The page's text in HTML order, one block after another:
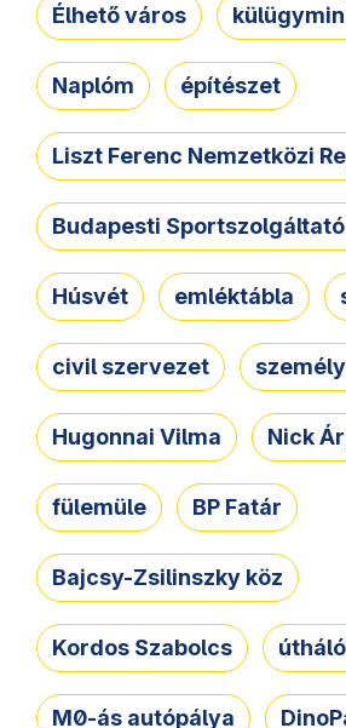
Élhető város
Naplóm építészet
Liszt Ferenc Nemzetközi
Budapesti
Húsvét emléktábla
civil szervezet
Hugonnai Vilma Nick
fülemüle BP Fatár
Bajcsy-Zsilinszky köz
Kordos Szabolcs
M0-ás autópálya